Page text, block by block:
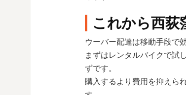
これから西荻
ウーバー配達は移動手段で
まずはレンタルバイクで試
ずです。
購入するより費用を抑えら